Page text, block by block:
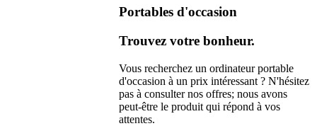
Portables d'occasion
Trouvez votre bonheur.
Vous recherchez un ordinateur portable
d'occasion à un prix intéressant ? N'hésitez
pas à consulter nos offres; nous avons
peut-être le produit qui répond à vos
attentes.